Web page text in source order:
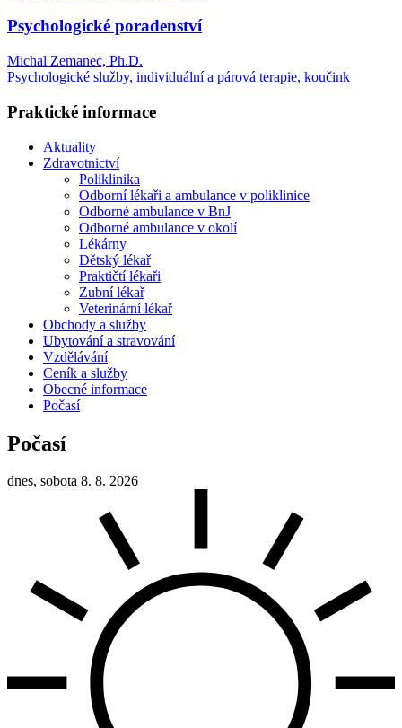
Psychologické poradenství
Michal Zemanec, Ph.D.
Psychologické služby, individuální a párová terapie, koučink
Praktické informace
Aktuality
Zdravotnictví
Poliklinika
Odborní lékaři a ambulance v poliklinice
Odborné ambulance v BnJ
Odborné ambulance v okolí
Lékárny
Dětský lékař
Praktičtí lékaři
Zubní lékař
Veterinární lékař
Obchody a služby
Ubytování a stravování
Vzdělávání
Ceník a služby
Obecné informace
Počasí
Počasí
dnes, sobota 8. 8. 2026